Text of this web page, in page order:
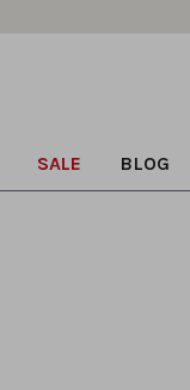
SALE BLOG